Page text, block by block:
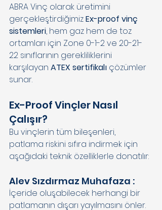
ABRA Vinç olarak üretimini
gerçekleştirdiğimiz Ex-proof vinç
sistemleri, hem gaz hem de toz
ortamları için Zone 0-1-2 ve 20-21-
22 sınıflarının gerekliliklerini
karşılayan ATEX sertifikalı çözümler
sunar.
Ex-Proof Vinçler Nasıl
Çalışır?
Bu vinçlerin tüm bileşenleri,
patlama riskini sıfıra indirmek için
aşağıdaki teknik özelliklerle donatılır:
Alev Sızdırmaz Muhafaza :
İçeride oluşabilecek herhangi bir
patlamanın dışarı yayılmasını önler.